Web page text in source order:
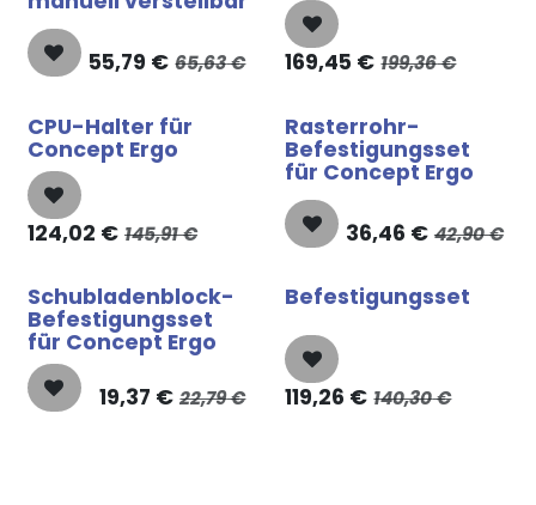
55,79 € 65,63€ 169,45 € 199,36€
CPU-Halter für
Concept Ergo
124,02 € 145,91€
Rasterrohr-
Befestigungsset
für Concept Ergo
36,46 € 42,90€
Schubladenblock-
Befestigungsset
für Concept Ergo
19,37 € 22,79€
Befestigungsset
119,26 € 140,30€